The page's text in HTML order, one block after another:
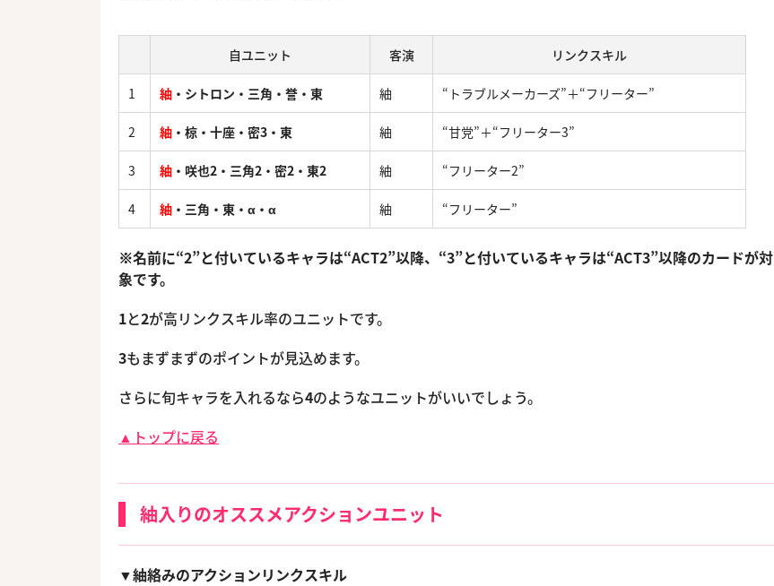
自ユニット 客演 リンクスキル
1 紬 ・シトロン・三角・誉・東 紬 “トラブルメーカーズ”＋“フリーター”
2 紬 ・椋・十座・密3・東 紬 “甘党”＋“フリーター3”
3 紬 ・咲也2・三角2・密2・東2 紬 “フリーター2”
4 紬 ・三角・東・α・α 紬 “フリーター”
※名前に“2”と付いているキャラは“ACT2”以降、“3”と付いているキャラは“ACT3”以降のカードが対
象です。
1と2が高リンクスキル率のユニットです。
3もまずまずのポイントが見込めます。
さらに旬キャラを入れるなら4のようなユニットがいいでしょう。
▲トップに戻る
紬入りのオススメアクションユニット
▼紬絡みのアクションリンクスキル